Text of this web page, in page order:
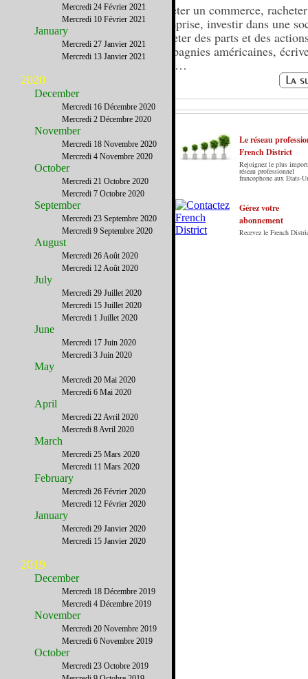
Acheter un commerce,
entreprise, investir dans une
racheter des parts et des
compagnies américaines,
nous…
Le French District est le premier guide sur
internet en Français sur les Etats-Unis. Notre
principe : Le meilleur des Etats-Unis par ceux qui
Le réseau
French District
Rejoignez le plus
réseau professionnel
francophone aux Etats-
Gérez votre
abonnement
Recevez le French
Mercredi 24 Février 2021
Mercredi 10 Février 2021
January
Mercredi 27 Janvier 2021
Mercredi 13 Janvier 2021
2020
December
Mercredi 16 Décembre 2020
Mercredi 2 Décembre 2020
November
Mercredi 18 Novembre 2020
Mercredi 4 Novembre 2020
October
Mercredi 21 Octobre 2020
Mercredi 7 Octobre 2020
September
Mercredi 23 Septembre 2020
Mercredi 9 Septembre 2020
August
Mercredi 26 Août 2020
Mercredi 12 Août 2020
July
Mercredi 29 Juillet 2020
Mercredi 15 Juillet 2020
Mercredi 1 Juillet 2020
June
Mercredi 17 Juin 2020
Mercredi 3 Juin 2020
May
Mercredi 20 Mai 2020
Mercredi 6 Mai 2020
April
Mercredi 22 Avril 2020
Mercredi 8 Avril 2020
March
Mercredi 25 Mars 2020
Mercredi 11 Mars 2020
February
Mercredi 26 Février 2020
Mercredi 12 Février 2020
January
Mercredi 29 Janvier 2020
Mercredi 15 Janvier 2020
2019
December
Mercredi 18 Décembre 2019
Mercredi 4 Décembre 2019
November
Mercredi 20 Novembre 2019
Mercredi 6 Novembre 2019
October
Mercredi 23 Octobre 2019